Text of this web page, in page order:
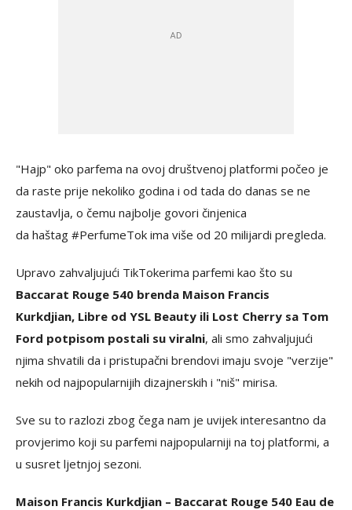
"Hajp" oko parfema na ovoj društvenoj platformi počeo je
da raste prije nekoliko godina i od tada do danas se ne
zaustavlja, o čemu najbolje govori činjenica
da haštag #PerfumeTok ima više od 20 milijardi pregleda.
Upravo zahvaljujući TikTokerima parfemi kao što su
Baccarat Rouge 540 brenda Maison Francis
Kurkdjian, Libre od YSL Beauty ili Lost Cherry sa Tom
Ford potpisom postali su viralni, ali smo zahvaljujući
njima shvatili da i pristupačni brendovi imaju svoje "verzije"
nekih od najpopularnijih dizajnerskih i "niš" mirisa.
Sve su to razlozi zbog čega nam je uvijek interesantno da
provjerimo koji su parfemi najpopularniji na toj platformi, a
u susret ljetnjoj sezoni.
Maison Francis Kurkdjian – Baccarat Rouge 540 Eau de